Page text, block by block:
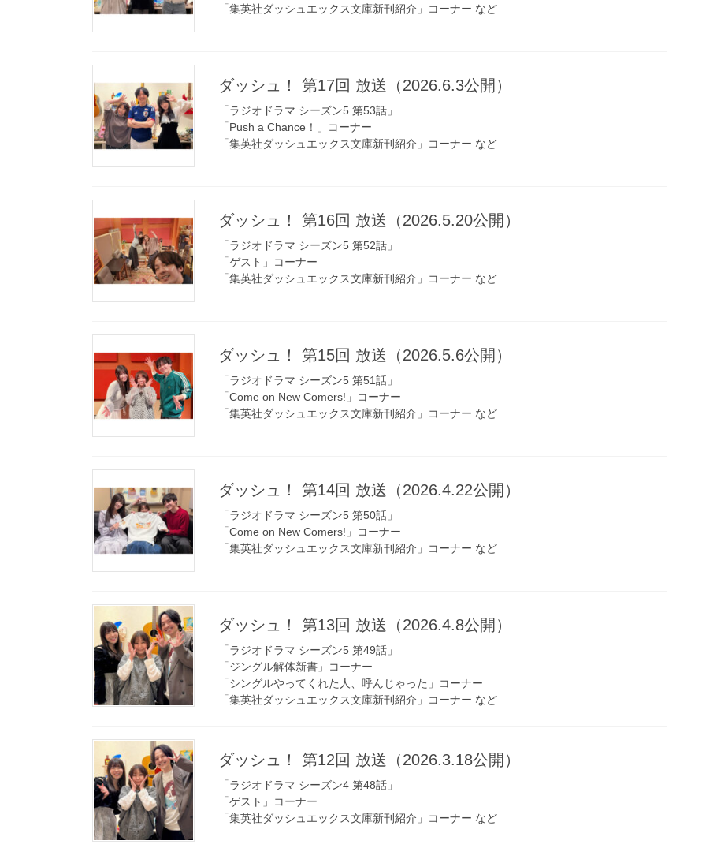
「集英社ダッシュエックス文庫新刊紹介」コーナー など
ダッシュ！ 第17回 放送（2026.6.3公開）
「ラジオドラマ シーズン5 第53話」
「Push a Chance！」コーナー
「集英社ダッシュエックス文庫新刊紹介」コーナー など
ダッシュ！ 第16回 放送（2026.5.20公開）
「ラジオドラマ シーズン5 第52話」
「ゲスト」コーナー
「集英社ダッシュエックス文庫新刊紹介」コーナー など
ダッシュ！ 第15回 放送（2026.5.6公開）
「ラジオドラマ シーズン5 第51話」
「Come on New Comers!」コーナー
「集英社ダッシュエックス文庫新刊紹介」コーナー など
ダッシュ！ 第14回 放送（2026.4.22公開）
「ラジオドラマ シーズン5 第50話」
「Come on New Comers!」コーナー
「集英社ダッシュエックス文庫新刊紹介」コーナー など
ダッシュ！ 第13回 放送（2026.4.8公開）
「ラジオドラマ シーズン5 第49話」
「ジングル解体新書」コーナー
「シングルやってくれた人、呼んじゃった」コーナー
「集英社ダッシュエックス文庫新刊紹介」コーナー など
ダッシュ！ 第12回 放送（2026.3.18公開）
「ラジオドラマ シーズン4 第48話」
「ゲスト」コーナー
「集英社ダッシュエックス文庫新刊紹介」コーナー など